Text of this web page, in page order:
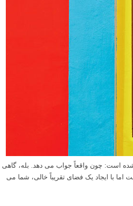
است: چون واقعاً جواب می دهد. بله، گاهی
با ایجاد یک فضای تقریباً خالی، شما می